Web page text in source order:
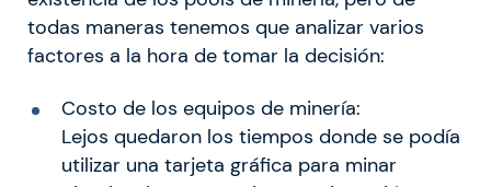
todas maneras tenemos que analizar varios
factores a la hora de tomar la decisión:
Costo de los equipos de minería:
Lejos quedaron los tiempos donde se podía
utilizar una tarjeta gráfica para minar